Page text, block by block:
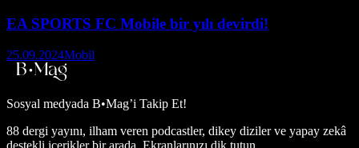
EA SPORTS FC Mobile bir yılı devirdi!
25.09.2024Mobil
Sosyal medyada B•Mag’i Takip Et!
88 dergi yayını, ilham veren podcastler, dikey diziler ve yapay zekâ
destekli içerikler bir arada. Ekranlarınızı dik tutun.